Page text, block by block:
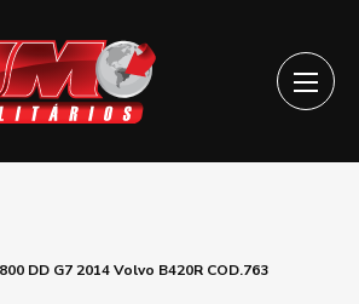
DD G7 2014 Volvo B420R COD.763